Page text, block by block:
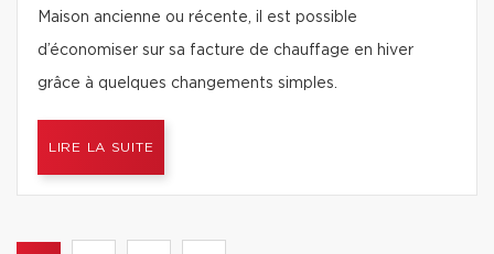
Maison ancienne ou récente, il est possible
d’économiser sur sa facture de chauffage en hiver
grâce à quelques changements simples.
LIRE LA SUITE